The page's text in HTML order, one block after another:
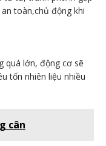
toàn,chủ động khi
quá lớn, động cơ sẽ
tốn nhiên liệu nhiều
cân